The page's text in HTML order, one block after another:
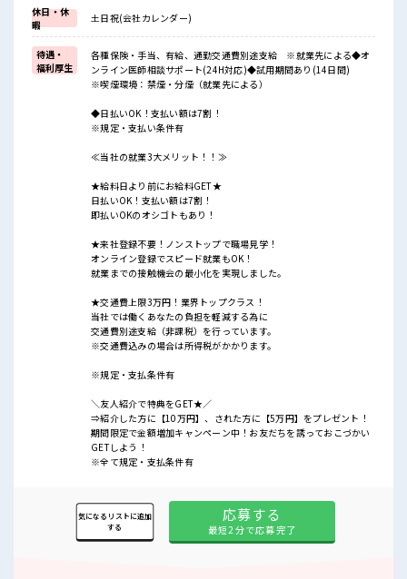
休日・休
暇
土日祝(会社カレンダー)
待遇・
福利厚生
各種保険・手当、有給、通勤交通費別途支給 ※就業先による◆オ
ンライン医師相談サポート(24H対応)◆試用期間あり(14日間)
※喫煙環境：禁煙・分煙（就業先による）
◆日払いOK！支払い額は7割！
※規定・支払い条件有
≪当社の就業3大メリット！！≫
★給料日より前にお給料GET★
日払いOK！支払い額は7割！
即払いOKのオシゴトもあり！
★来社登録不要！ノンストップで職場見学！
オンライン登録でスピード就業もOK！
就業までの接触機会の最小化を実現しました。
★交通費上限3万円！業界トップクラス！
当社では働くあなたの負担を軽減する為に
交通費別途支給（非課税）を行っています。
※交通費込みの場合は所得税がかかります。
※規定・支払条件有
＼友人紹介で特典をGET★／
⇒紹介した方に【10万円】、された方に【5万円】をプレゼント！
期間限定で金額増加キャンペーン中！お友だちを誘っておこづかい
GETしよう！
※全て規定・支払条件有
応募する
最短2分で応募完了
気になるリストに追加
する